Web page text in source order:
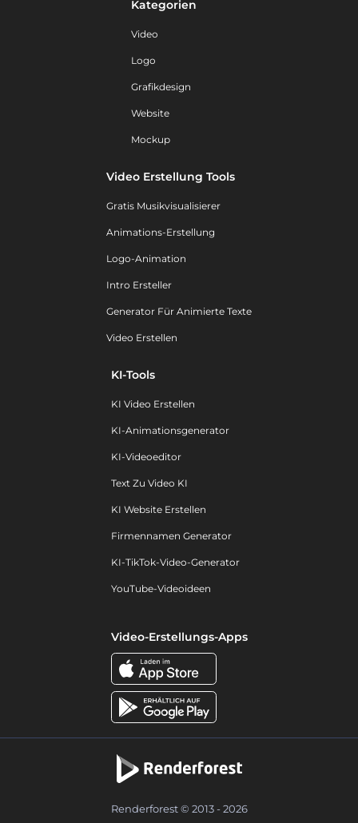
Kategorien
Video
Logo
Grafikdesign
Website
Mockup
Video Erstellung Tools
Gratis Musikvisualisierer
Animations-Erstellung
Logo-Animation
Intro Ersteller
Generator Für Animierte Texte
Video Erstellen
KI-Tools
KI Video Erstellen
KI-Animationsgenerator
KI-Videoeditor
Text Zu Video KI
KI Website Erstellen
Firmennamen Generator
KI-TikTok-Video-Generator
YouTube-Videoideen
Video-Erstellungs-Apps
Renderforest © 2013 - 2026